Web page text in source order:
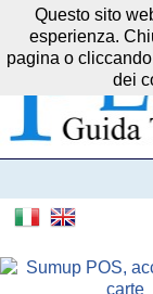
Il
Questo sito
esperienza.
pagina o
dei